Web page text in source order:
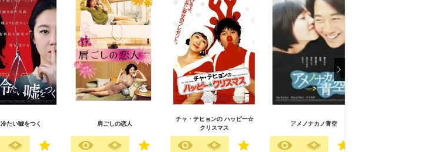
たい嘘をつく 肩ごしの恋人
チャ・テヒョンの ハッピー☆
クリスマス
アメノナカノ青空